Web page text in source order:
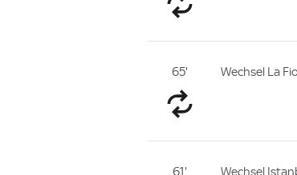
65' Wechsel La
61' Wechsel